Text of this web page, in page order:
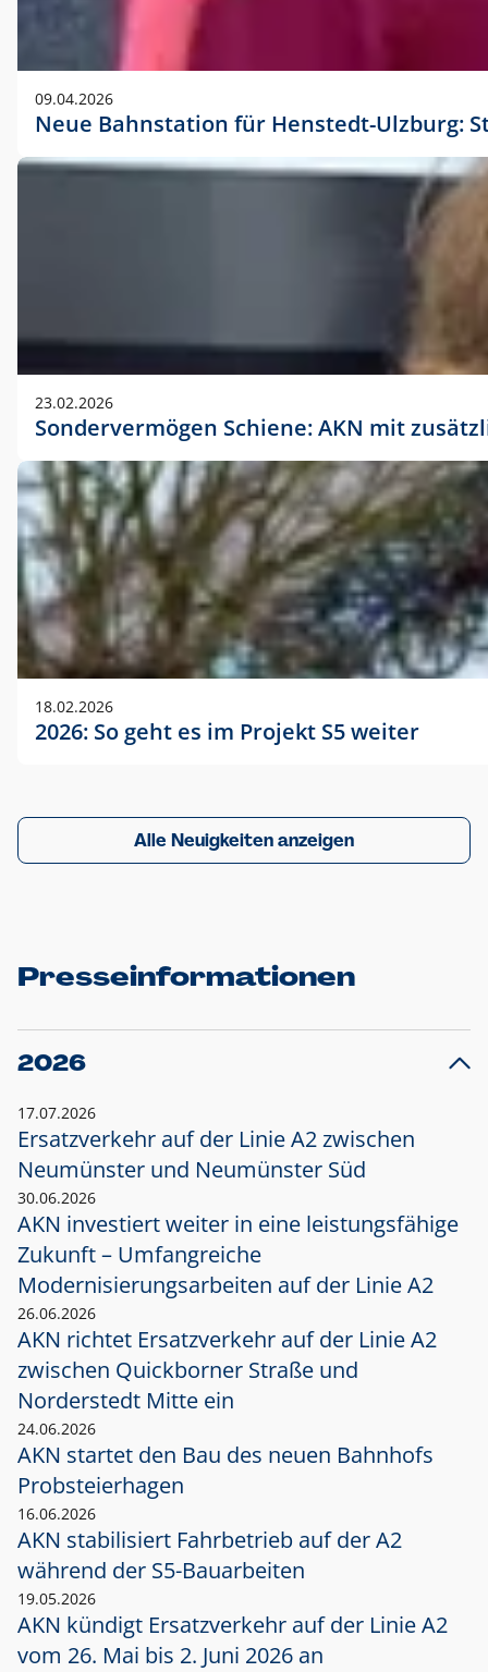
09.04.2026
Neue Bahnstation für Henstedt-Ulzburg:
23.02.2026
Sondervermögen Schiene: AKN mit
18.02.2026
2026: So geht es im Projekt S5 weiter
Alle Neuigkeiten anzeigen
Presseinformationen
2026
17.07.2026
Ersatzverkehr auf der Linie A2 zwischen
Neumünster und Neumünster Süd
30.06.2026
AKN investiert weiter in eine leistungsfähige
Zukunft – Umfangreiche
Modernisierungsarbeiten auf der Linie A2
26.06.2026
AKN richtet Ersatzverkehr auf der Linie A2
zwischen Quickborner Straße und
Norderstedt Mitte ein
24.06.2026
AKN startet den Bau des neuen Bahnhofs
Probsteierhagen
16.06.2026
AKN stabilisiert Fahrbetrieb auf der A2
während der S5-Bauarbeiten
19.05.2026
AKN kündigt Ersatzverkehr auf der Linie A2
vom 26. Mai bis 2. Juni 2026 an